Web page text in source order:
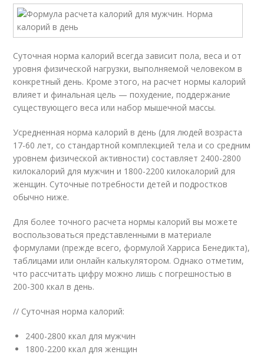
Суточная норма калорий всегда зависит пола, веса и от
уровня физической нагрузки, выполняемой человеком в
конкретный день. Кроме этого, на расчет нормы калорий
влияет и финальная цель — похудение, поддержание
существующего веса или набор мышечной массы.
Усредненная норма калорий в день (для людей возраста
17-60 лет, со стандартной комплекцией тела и со средним
уровнем физической активности) составляет 2400-2800
килокалорий для мужчин и 1800-2200 килокалорий для
женщин. Суточные потребности детей и подростков
обычно ниже.
Для более точного расчета нормы калорий вы можете
воспользоваться представленными в материале
формулами (прежде всего, формулой Харриса Бенедикта),
таблицами или онлайн калькулятором. Однако отметим,
что рассчитать цифру можно лишь с погрешностью в
200-300 ккал в день.
// Суточная норма калорий:
2400-2800 ккал для мужчин
1800-2200 ккал для женщин